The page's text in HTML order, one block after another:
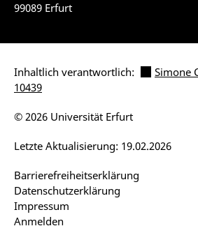
99089 Erfurt
Inhaltlich verantwortlich: Simone
10439
Barrierefreiheitserklärung
Datenschutzerklärung
Impressum
Anmelden
Letzte Aktualisierung: 19.02.2026
© 2026 Universität Erfurt